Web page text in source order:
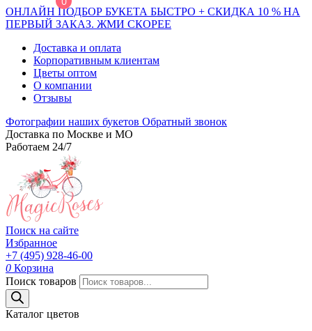
ОНЛАЙН ПОДБОР БУКЕТА БЫСТРО + СКИДКА 10 % НА
ПЕРВЫЙ ЗАКАЗ. ЖМИ СКОРЕЕ
Доставка и оплата
Корпоративным клиентам
Цветы оптом
О компании
Отзывы
Фотографии наших букетов Обратный звонок
Доставка по Москве и МО
Работаем 24/7
Поиск на сайте
Избранное
+7 (495) 928-46-00
0 Корзина
Поиск товаров
Каталог цветов